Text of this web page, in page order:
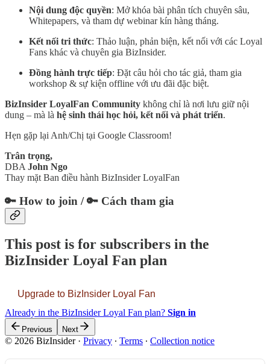
Nội dung độc quyền: Mở khóa bài phân tích chuyên sâu,
Whitepapers, và tham dự webinar kín hàng tháng.
Kết nối tri thức: Thảo luận, phản biện, kết nối với các Loyal
Fans khác và chuyên gia BizInsider.
Đồng hành trực tiếp: Đặt câu hỏi cho tác giả, tham gia
workshop & sự kiện offline với ưu đãi đặc biệt.
BizInsider LoyalFan Community không chỉ là nơi lưu giữ nội
dung – mà là hệ sinh thái học hỏi, kết nối và phát triển.
Hẹn gặp lại Anh/Chị tại Google Classroom!
Trân trọng,
DBA John Ngo
Thay mặt Ban điều hành BizInsider LoyalFan
🔑 How to join / 🔑 Cách tham gia
This post is for subscribers in the
BizInsider Loyal Fan plan
Upgrade to BizInsider Loyal Fan
Already in the BizInsider Loyal Fan plan? Sign in
Previous Next
© 2026 BizInsider· Privacy ∙ Terms ∙ Collection notice